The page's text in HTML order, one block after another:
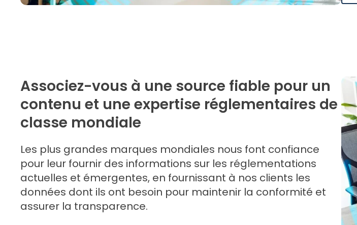
Associez-vous à une source fiable pour un
contenu et une expertise réglementaires de
classe mondiale
Les plus grandes marques mondiales nous font confiance
pour leur fournir des informations sur les réglementations
actuelles et émergentes, en fournissant à nos clients les
données dont ils ont besoin pour maintenir la conformité et
assurer la transparence.